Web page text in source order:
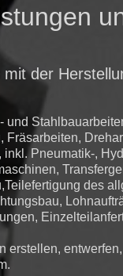
der
und
Fräsarbeiten,
inkl. Pneumatik-,
des
erstellen,